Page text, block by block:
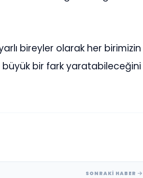
bireyler olarak her birimizin
büyük bir fark yaratabileceğini
SONRAKI HABER